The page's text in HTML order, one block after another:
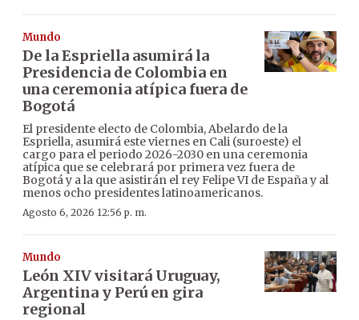
Mundo
De la Espriella asumirá la
Presidencia de Colombia en
una ceremonia atípica fuera de
Bogotá
El presidente electo de Colombia, Abelardo de la
Espriella, asumirá este viernes en Cali (suroeste) el
cargo para el periodo 2026-2030 en una ceremonia
atípica que se celebrará por primera vez fuera de
Bogotá y a la que asistirán el rey Felipe VI de España y al
menos ocho presidentes latinoamericanos.
Agosto 6, 2026 12:56 p. m.
Mundo
León XIV visitará Uruguay,
Argentina y Perú en gira
regional